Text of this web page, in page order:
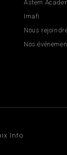
Astem
Imafi
Nous
Nos
Info